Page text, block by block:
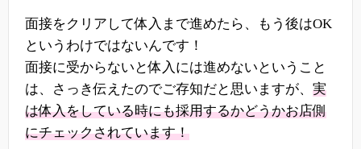
面接をクリアして体入まで進めたら、もう後はOK
というわけではないんです！
面接に受からないと体入には進めないということ
は、さっき伝えたのでご存知だと思いますが、 実
は体入をしている時にも採用するかどうかお店側
にチェックされています！